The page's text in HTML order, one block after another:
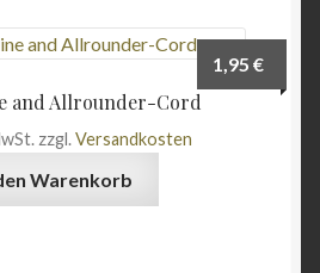
and Allrounder-Cord
1,95€
zzgl.Versandkosten
Warenkorb